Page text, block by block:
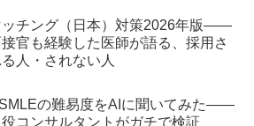
ッチング（日本）対策2026年版——
官も経験した医師が語る、採用さ
人・されない人
の難易度をAIに聞いてみた——
コンサルタントがガチで検証